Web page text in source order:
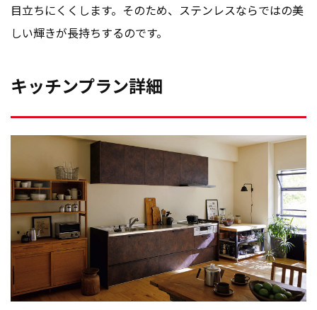
目立ちにくくします。そのため、ステンレスならではの美
しい輝きが長持ちするのです。
キッチンプラン詳細